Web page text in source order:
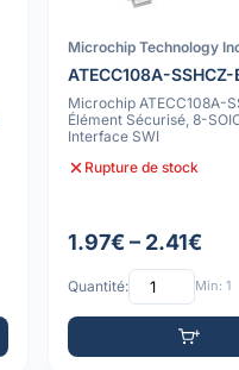
Microchip Technology
ATECC108A-SSHCZ-
Microchip ATECC108A-
Élément Sécurisé, 8-
Interface SWI
Rupture de stock
1.97€ – 2.41€
Quantité: Min: 1